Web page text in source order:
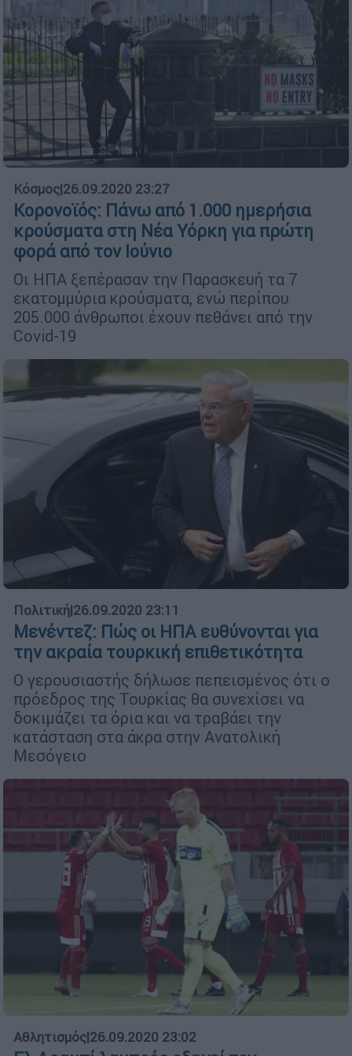
Κόσμος|26.09.2020 23:27
Κορονοϊός: Πάνω από 1.000 ημερήσια
κρούσματα στη Νέα Υόρκη για πρώτη
φορά από τον Ιούνιο
Οι ΗΠΑ ξεπέρασαν την Παρασκευή τα 7
εκατομμύρια κρούσματα, ενώ περίπου
205.000 άνθρωποι έχουν πεθάνει από την
Covid-19
Πολιτική|26.09.2020 23:11
Μενέντεζ: Πώς οι ΗΠΑ ευθύνονται για
την ακραία τουρκική επιθετικότητα
Ο γερουσιαστής δήλωσε πεπεισμένος ότι ο
πρόεδρος της Τουρκίας θα συνεχίσει να
δοκιμάζει τα όρια και να τραβάει την
κατάσταση στα άκρα στην Ανατολική
Μεσόγειο
Αθλητισμός|26.09.2020 23:02